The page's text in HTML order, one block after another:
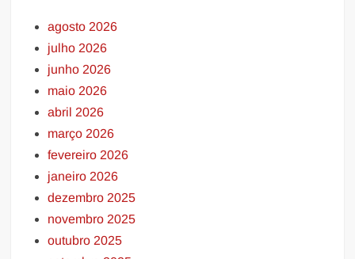
agosto 2026
julho 2026
junho 2026
maio 2026
abril 2026
março 2026
fevereiro 2026
janeiro 2026
dezembro 2025
novembro 2025
outubro 2025